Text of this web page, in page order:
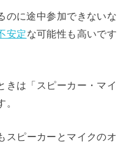
のに途中参加できないな
安定な可能性も高いです
きは「スピーカー・マイ
スピーカーとマイクのオ